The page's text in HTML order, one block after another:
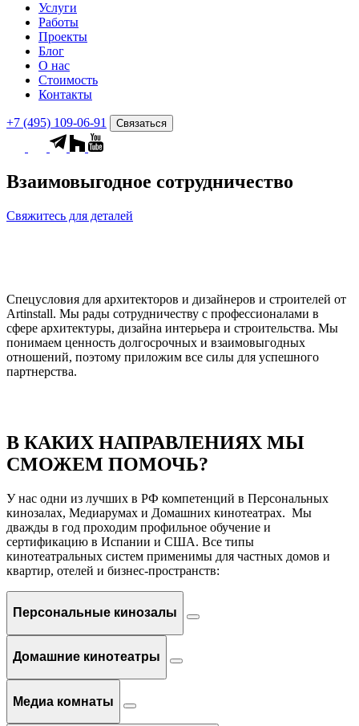
Услуги
Работы
Проекты
Блог
О нас
Стоимость
Контакты
+7 (495) 109-06-91 Связаться
Взаимовыгодное сотрудничество
Свяжитесь для деталей
Спецусловия для архитекторов и дизайнеров и строителей от
Artinstall. Мы рады сотрудничеству с профессионалами в
сфере архитектуры, дизайна интерьера и строительства. Мы
понимаем ценность долгосрочных и взаимовыгодных
отношений, поэтому приложим все силы для успешного
партнерства.
В КАКИХ НАПРАВЛЕНИЯХ МЫ
СМОЖЕМ ПОМОЧЬ?
У нас одни из лучших в РФ компетенций в Персональных
кинозалах, Медиарумах и Домашних кинотеатрах. Мы
дважды в год проходим профильное обучение и
сертификацию в Испании и США. Все типы
кинотеатральных систем применимы для частных домов и
квартир, отелей и бизнес-пространств:
Персональные кинозалы
Домашние кинотеатры
Медиа комнаты